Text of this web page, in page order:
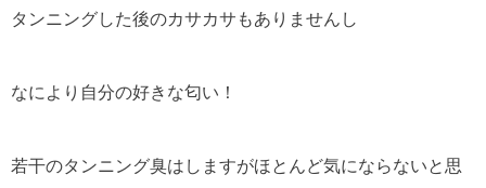
タンニングした後のカサカサもありませんし
なにより自分の好きな匂い！
若干のタンニング臭はしますがほとんど気にならないと思